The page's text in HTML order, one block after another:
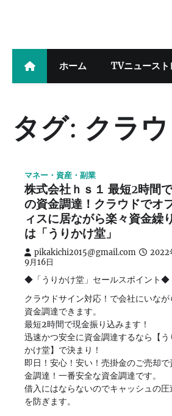
ホーム TVニュースト
タグ: クラ
マネー・資産・副業
株式会社ｈｓ１ 最短2時間で
の資金調達！クラウドでオ
ィスに居ながら楽々資金繰り
は「うりかけ堂」
pikakichi2015@gmail.com
2022
9月16日
◆「うりかけ堂」セールスポイント◆
クラウドサイン対応！で会社にいなが
資金調達できます。
最短2時間で現金振り込みます！
迅速かつ安全に資金調達するなら【う
かけ堂】で決まり！
即日！安心！安い！売掛金のご売却で
金調達！一番安全な資金調達です。
借入にはならないのでキャッシュの圧
を防ぎます。